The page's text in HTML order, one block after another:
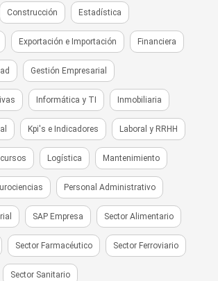
Construcción Estadística
Exportación e Importación Financiera
Gestión Empresarial
Informática y TI Inmobiliaria
Kpi's e Indicadores Laboral y RRHH
Logística Mantenimiento
Personal Administrativo
SAP Empresa Sector Alimentario
Sector Farmacéutico Sector Ferroviario
Sector Sanitario